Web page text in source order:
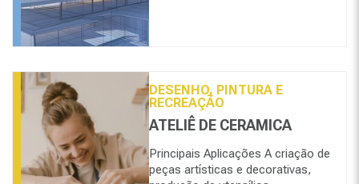
DESENHO, PINTURA E
RECREAÇÃO
ATELIÊ DE CERAMICA
Principais Aplicações A criação de
peças artísticas e decorativas,